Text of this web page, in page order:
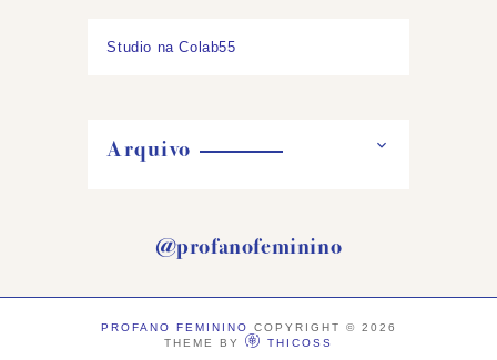
Studio na Colab55
Arquivo
@profanofeminino
PROFANO FEMININO COPYRIGHT © 2026
THEME BY
THICOSS